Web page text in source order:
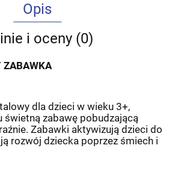
Opis
i oceny (0)
ZABAWKA
dla dzieci w wieku 3+,
świetną zabawę pobudzającą
Zabawki aktywizują dzieci do
rozwój dziecka poprzez śmiech i